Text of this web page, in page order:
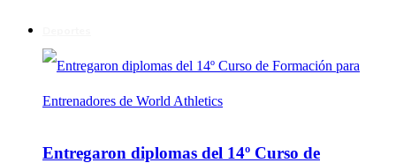
Entregaron diplomas del 14º Curso de